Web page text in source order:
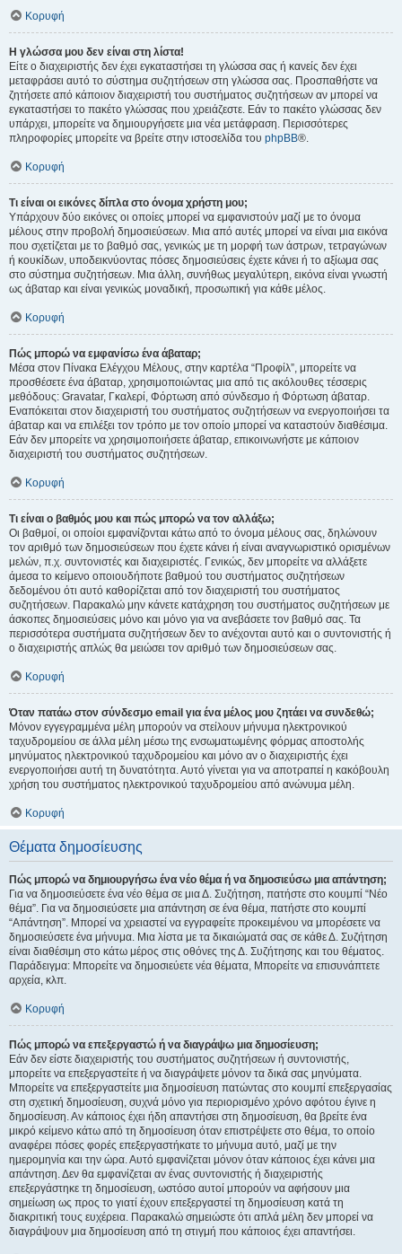
Κορυφή
Η γλώσσα μου δεν είναι στη λίστα!
Είτε ο διαχειριστής δεν έχει εγκαταστήσει τη γλώσσα σας ή κανείς δεν έχει
μεταφράσει αυτό το σύστημα συζητήσεων στη γλώσσα σας. Προσπαθήστε να
ζητήσετε από κάποιον διαχειριστή του συστήματος συζητήσεων αν μπορεί να
εγκαταστήσει το πακέτο γλώσσας που χρειάζεστε. Εάν το πακέτο γλώσσας δεν
υπάρχει, μπορείτε να δημιουργήσετε μια νέα μετάφραση. Περισσότερες
πληροφορίες μπορείτε να βρείτε στην ιστοσελίδα του phpBB®.
Κορυφή
Τι είναι οι εικόνες δίπλα στο όνομα χρήστη μου;
Υπάρχουν δύο εικόνες οι οποίες μπορεί να εμφανιστούν μαζί με το όνομα
μέλους στην προβολή δημοσιεύσεων. Μια από αυτές μπορεί να είναι μια εικόνα
που σχετίζεται με το βαθμό σας, γενικώς με τη μορφή των άστρων, τετραγώνων
ή κουκίδων, υποδεικνύοντας πόσες δημοσιεύσεις έχετε κάνει ή το αξίωμα σας
στο σύστημα συζητήσεων. Μια άλλη, συνήθως μεγαλύτερη, εικόνα είναι γνωστή
ως άβαταρ και είναι γενικώς μοναδική, προσωπική για κάθε μέλος.
Κορυφή
Πώς μπορώ να εμφανίσω ένα άβαταρ;
Μέσα στον Πίνακα Ελέγχου Μέλους, στην καρτέλα “Προφίλ”, μπορείτε να
προσθέσετε ένα άβαταρ, χρησιμοποιώντας μια από τις ακόλουθες τέσσερις
μεθόδους: Gravatar, Γκαλερί, Φόρτωση από σύνδεσμο ή Φόρτωση άβαταρ.
Εναπόκειται στον διαχειριστή του συστήματος συζητήσεων να ενεργοποιήσει τα
άβαταρ και να επιλέξει τον τρόπο με τον οποίο μπορεί να καταστούν διαθέσιμα.
Εάν δεν μπορείτε να χρησιμοποιήσετε άβαταρ, επικοινωνήστε με κάποιον
διαχειριστή του συστήματος συζητήσεων.
Κορυφή
Τι είναι ο βαθμός μου και πώς μπορώ να τον αλλάξω;
Οι βαθμοί, οι οποίοι εμφανίζονται κάτω από το όνομα μέλους σας, δηλώνουν
τον αριθμό των δημοσιεύσεων που έχετε κάνει ή είναι αναγνωριστικό ορισμένων
μελών, π.χ. συντονιστές και διαχειριστές. Γενικώς, δεν μπορείτε να αλλάξετε
άμεσα το κείμενο οποιουδήποτε βαθμού του συστήματος συζητήσεων
δεδομένου ότι αυτό καθορίζεται από τον διαχειριστή του συστήματος
συζητήσεων. Παρακαλώ μην κάνετε κατάχρηση του συστήματος συζητήσεων με
άσκοπες δημοσιεύσεις μόνο και μόνο για να ανεβάσετε τον βαθμό σας. Τα
περισσότερα συστήματα συζητήσεων δεν το ανέχονται αυτό και ο συντονιστής ή
ο διαχειριστής απλώς θα μειώσει τον αριθμό των δημοσιεύσεων σας.
Κορυφή
Όταν πατάω στον σύνδεσμο email για ένα μέλος μου ζητάει να συνδεθώ;
Μόνον εγγεγραμμένα μέλη μπορούν να στείλουν μήνυμα ηλεκτρονικού
ταχυδρομείου σε άλλα μέλη μέσω της ενσωματωμένης φόρμας αποστολής
μηνύματος ηλεκτρονικού ταχυδρομείου και μόνο αν ο διαχειριστής έχει
ενεργοποιήσει αυτή τη δυνατότητα. Αυτό γίνεται για να αποτραπεί η κακόβουλη
χρήση του συστήματος ηλεκτρονικού ταχυδρομείου από ανώνυμα μέλη.
Κορυφή
Θέματα δημοσίευσης
Πώς μπορώ να δημιουργήσω ένα νέο θέμα ή να δημοσιεύσω μια απάντηση;
Για να δημοσιεύσετε ένα νέο θέμα σε μια Δ. Συζήτηση, πατήστε στο κουμπί “Νέο
θέμα”. Για να δημοσιεύσετε μια απάντηση σε ένα θέμα, πατήστε στο κουμπί
“Απάντηση”. Μπορεί να χρειαστεί να εγγραφείτε προκειμένου να μπορέσετε να
δημοσιεύσετε ένα μήνυμα. Μια λίστα με τα δικαιώματά σας σε κάθε Δ. Συζήτηση
είναι διαθέσιμη στο κάτω μέρος στις οθόνες της Δ. Συζήτησης και του θέματος.
Παράδειγμα: Μπορείτε να δημοσιεύετε νέα θέματα, Μπορείτε να επισυνάπτετε
αρχεία, κλπ.
Κορυφή
Πώς μπορώ να επεξεργαστώ ή να διαγράψω μια δημοσίευση;
Εάν δεν είστε διαχειριστής του συστήματος συζητήσεων ή συντονιστής,
μπορείτε να επεξεργαστείτε ή να διαγράψετε μόνον τα δικά σας μηνύματα.
Μπορείτε να επεξεργαστείτε μια δημοσίευση πατώντας στο κουμπί επεξεργασίας
στη σχετική δημοσίευση, συχνά μόνο για περιορισμένο χρόνο αφότου έγινε η
δημοσίευση. Αν κάποιος έχει ήδη απαντήσει στη δημοσίευση, θα βρείτε ένα
μικρό κείμενο κάτω από τη δημοσίευση όταν επιστρέψετε στο θέμα, το οποίο
αναφέρει πόσες φορές επεξεργαστήκατε το μήνυμα αυτό, μαζί με την
ημερομηνία και την ώρα. Αυτό εμφανίζεται μόνον όταν κάποιος έχει κάνει μια
απάντηση. Δεν θα εμφανίζεται αν ένας συντονιστής ή διαχειριστής
επεξεργάστηκε τη δημοσίευση, ωστόσο αυτοί μπορούν να αφήσουν μια
σημείωση ως προς το γιατί έχουν επεξεργαστεί τη δημοσίευση κατά τη
διακριτική τους ευχέρεια. Παρακαλώ σημειώστε ότι απλά μέλη δεν μπορεί να
διαγράψουν μια δημοσίευση από τη στιγμή που κάποιος έχει απαντήσει.